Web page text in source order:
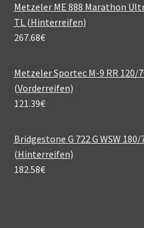
Metzeler ME 888 Marathon
TL (Hinterreifen)
267.68€
Metzeler Sportec M-9 RR 120/
(Vorderreifen)
121.39€
Bridgestone G 722 G WSW
(Hinterreifen)
182.58€